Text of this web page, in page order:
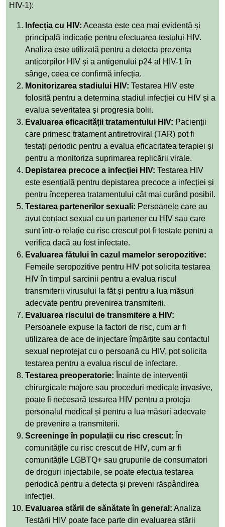
HIV-1):
Infecția cu HIV: Aceasta este cea mai evidentă și
principală indicație pentru efectuarea testului HIV.
Analiza este utilizată pentru a detecta prezența
anticorpilor HIV și a antigenului p24 al HIV-1 în
sânge, ceea ce confirmă infecția.
Monitorizarea stadiului HIV: Testarea HIV este
folosită pentru a determina stadiul infecției cu HIV și a
evalua severitatea și progresia bolii.
Evaluarea eficacității tratamentului HIV: Pacienții
care primesc tratament antiretroviral (TAR) pot fi
testați periodic pentru a evalua eficacitatea terapiei și
pentru a monitoriza suprimarea replicării virale.
Depistarea precoce a infecției HIV: Testarea HIV
este esențială pentru depistarea precoce a infecției și
pentru începerea tratamentului cât mai curând posibil.
Testarea partenerilor sexuali: Persoanele care au
avut contact sexual cu un partener cu HIV sau care
sunt într-o relație cu risc crescut pot fi testate pentru a
verifica dacă au fost infectate.
Evaluarea fătului în cazul mamelor seropozitive:
Femeile seropozitive pentru HIV pot solicita testarea
HIV în timpul sarcinii pentru a evalua riscul
transmiterii virusului la făt și pentru a lua măsuri
adecvate pentru prevenirea transmiterii.
Evaluarea riscului de transmitere a HIV:
Persoanele expuse la factori de risc, cum ar fi
utilizarea de ace de injectare împărțite sau contactul
sexual neprotejat cu o persoană cu HIV, pot solicita
testarea pentru a evalua riscul de infectare.
Testarea preoperatorie: Înainte de intervenții
chirurgicale majore sau proceduri medicale invasive,
poate fi necesară testarea HIV pentru a proteja
personalul medical și pentru a lua măsuri adecvate
de prevenire a transmiterii.
Screeninge în populații cu risc crescut: În
comunitățile cu risc crescut de HIV, cum ar fi
comunitățile LGBTQ+ sau grupurile de consumatori
de droguri injectabile, se poate efectua testarea
periodică pentru a detecta și preveni răspândirea
infecției.
Evaluarea stării de sănătate în general: Analiza
Testării HIV poate face parte din evaluarea stării